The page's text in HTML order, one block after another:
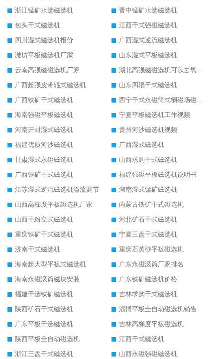
浙江锰矿水选磁选机
晋中锰矿水选磁选机
包头干式磁选机
江西干式强磁磁选机
四川湿式磁选机报价
广西湿式逆流磁选机
潍坊平板磁选机厂家
山东湿式平板磁选机
云南高强磁磁选机厂家
湖北高强磁磁选机可以去氧化铝
广西超强皮带辊式磁选机
山东四辊干式磁选机
广西铁矿干式磁选机
西宁干式永磁筒式弱磁场磁选机结构图
海南强磁平板磁选机
宁夏平板磁选机工作视频
河南开封湿式磁选机
贵州河沙磁选机视频
福建优质河沙磁选机
广西湿式磁选机
甘肃湿式永磁磁选机
山西求购干式磁选机
广西铁矿干式磁选机
福建强磁平板磁选机说明书
江苏湿式逆流磁选机溢流调节
湖南湿式锰矿磁选机
山西高梯度平板磁选机厂家
内蒙古铁矿干式磁选机
山西干粉立式磁选机
河北矿石干式磁选机
重庆铁矿干式磁选机
宁夏三盘干式磁选机
济南干式磁选机
重庆石英砂平板磁选机
海南超大型平板式磁选机
广东永磁滚筒厂家排名
海南永磁滚筒磁块安装
广东铁矿磁选机价格
福建干选铁矿磁选机
吉林求购干式磁选机
陕西矿石干式磁选机
淄博平板全自动磁选机销售
广东平板干选磁选机
吉林高梯度平板磁选机
陕西平板全自动磁选机
江西干式磁选机
浙江三盘干式磁选机
山西永磁强磁磁选机